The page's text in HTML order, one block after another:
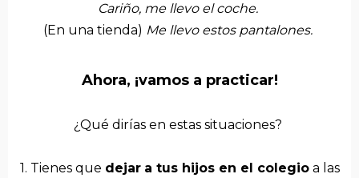
Cariño, me llevo el coche.
(En una tienda) Me llevo estos pantalones.
Ahora, ¡vamos a practicar!
¿Qué dirías en estas situaciones?
1. Tienes que dejar a tus hijos en el colegioa las